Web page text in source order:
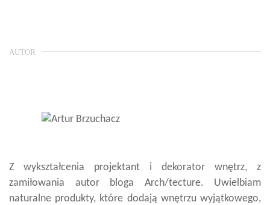
AUTOR
Z wykształcenia projektant i dekorator wnętrz, z
zamiłowania autor bloga Arch/tecture. Uwielbiam
naturalne produkty, które dodają wnętrzu wyjątkowego,